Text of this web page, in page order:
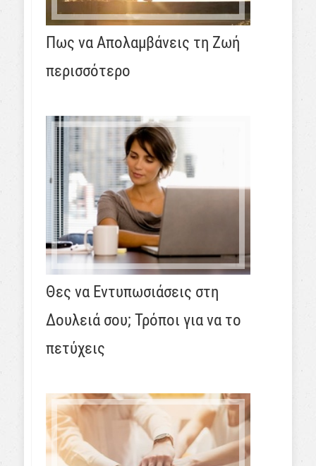
Πως να Απολαμβάνεις τη Ζωή
περισσότερο
Θες να Εντυπωσιάσεις στη
Δουλειά σου; Τρόποι για να το
πετύχεις